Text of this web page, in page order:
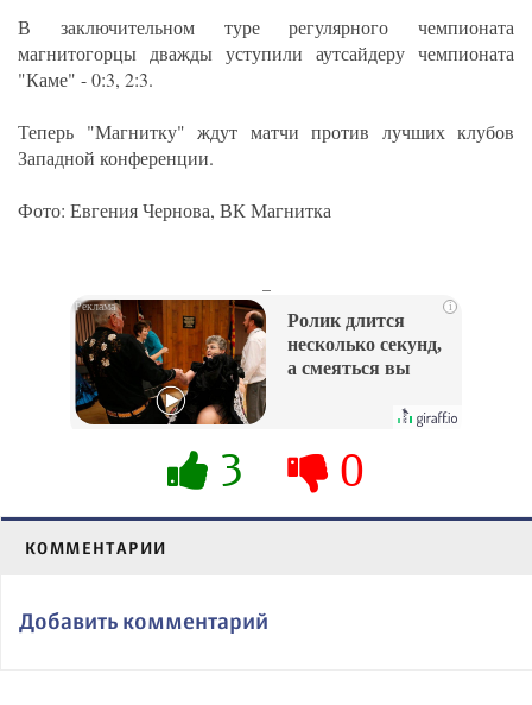
В заключительном туре регулярного чемпионата
магнитогорцы дважды уступили аутсайдеру чемпионата
"Каме" - 0:3, 2:3.
Теперь "Магнитку" ждут матчи против лучших клубов
Западной конференции.
Фото: Евгения Чернова, ВК Магнитка
i
Ролик длится
несколько секунд,
а смеяться вы
3 0
КОММЕНТАРИИ
Добавить комментарий